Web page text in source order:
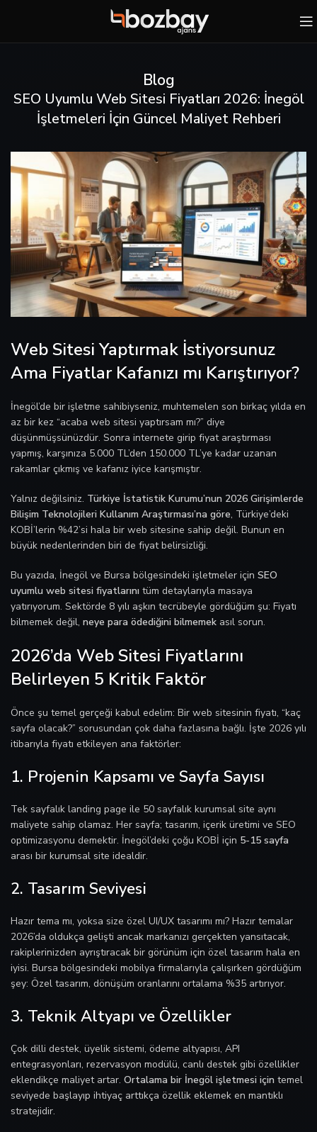
Blog
SEO Uyumlu Web Sitesi Fiyatları 2026: İnegöl
İşletmeleri İçin Güncel Maliyet Rehberi
Web Sitesi Yaptırmak İstiyorsunuz
Ama Fiyatlar Kafanızı mı Karıştırıyor?
İnegöl’de bir işletme sahibiyseniz, muhtemelen son birkaç yılda en
az bir kez “acaba web sitesi yaptırsam mı?” diye
düşünmüşsünüzdür. Sonra internete girip fiyat araştırması
yapmış, karşınıza 5.000 TL’den 150.000 TL’ye kadar uzanan
rakamlar çıkmış ve kafanız iyice karışmıştır.
Yalnız değilsiniz. Türkiye İstatistik Kurumu’nun 2026 Girişimlerde
Bilişim Teknolojileri Kullanım Araştırması’na göre, Türkiye’deki
KOBİ’lerin %42’si hala bir web sitesine sahip değil. Bunun en
büyük nedenlerinden biri de fiyat belirsizliği.
Bu yazıda, İnegöl ve Bursa bölgesindeki işletmeler için SEO
uyumlu web sitesi fiyatlarını tüm detaylarıyla masaya
yatırıyorum. Sektörde 8 yılı aşkın tecrübeyle gördüğüm şu: Fiyatı
bilmemek değil, neye para ödediğini bilmemek asıl sorun.
2026’da Web Sitesi Fiyatlarını
Belirleyen 5 Kritik Faktör
Önce şu temel gerçeği kabul edelim: Bir web sitesinin fiyatı, “kaç
sayfa olacak?” sorusundan çok daha fazlasına bağlı. İşte 2026 yılı
itibarıyla fiyatı etkileyen ana faktörler:
1. Projenin Kapsamı ve Sayfa Sayısı
Tek sayfalık landing page ile 50 sayfalık kurumsal site aynı
maliyete sahip olamaz. Her sayfa; tasarım, içerik üretimi ve SEO
optimizasyonu demektir. İnegöl’deki çoğu KOBİ için 5-15 sayfa
arası bir kurumsal site idealdir.
2. Tasarım Seviyesi
Hazır tema mı, yoksa size özel UI/UX tasarımı mı? Hazır temalar
2026’da oldukça gelişti ancak markanızı gerçekten yansıtacak,
rakiplerinizden ayrıştıracak bir görünüm için özel tasarım hala en
iyisi. Bursa bölgesindeki mobilya firmalarıyla çalışırken gördüğüm
şey: Özel tasarım, dönüşüm oranlarını ortalama %35 artırıyor.
3. Teknik Altyapı ve Özellikler
Çok dilli destek, üyelik sistemi, ödeme altyapısı, API
entegrasyonları, rezervasyon modülü, canlı destek gibi özellikler
eklendikçe maliyet artar. Ortalama bir İnegöl işletmesi için temel
seviyede başlayıp ihtiyaç arttıkça özellik eklemek en mantıklı
stratejidir.